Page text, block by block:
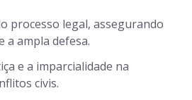
processo legal, assegurando
ampla defesa.
e a imparcialidade na
civis.